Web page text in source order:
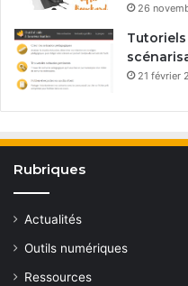
26
Tutoriels
21 février
Rubriques
Actualités
Outils numériques
Ressources